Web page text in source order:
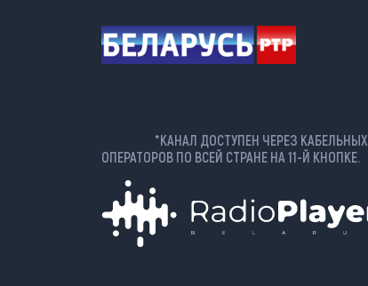
*КАНАЛ ДОСТУПЕН ЧЕРЕЗ КАБЕЛЬНЫХ
ОПЕРАТОРОВ ПО ВСЕЙ СТРАНЕ НА 11-Й КНОПКЕ.